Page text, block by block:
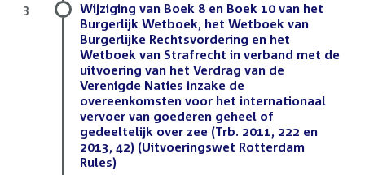
Wijziging van Boek 8 en Boek 10 van het
Burgerlijk Wetboek, het Wetboek van
Burgerlijke Rechtsvordering en het
Wetboek van Strafrecht in verband met de
uitvoering van het Verdrag van de
Verenigde Naties inzake de
overeenkomsten voor het internationaal
vervoer van goederen geheel of
gedeeltelijk over zee (Trb. 2011, 222 en
2013, 42) (Uitvoeringswet Rotterdam
Rules)
3